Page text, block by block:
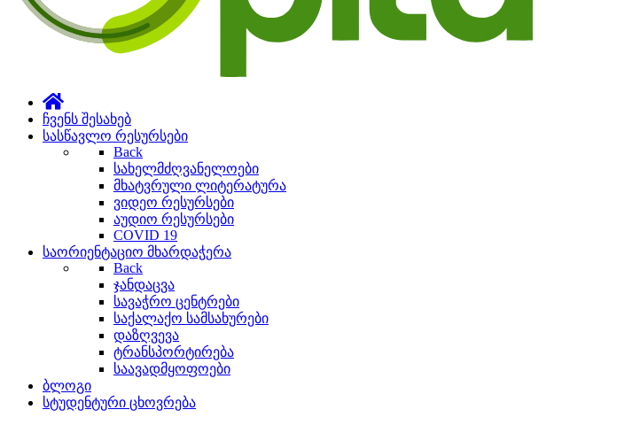
ჩვენს შესახებ
სასწავლო რესურსები
Back
სახელმძღვანელოები
მხატვრული ლიტერატურა
ვიდეო რესურსები
აუდიო რესურსები
COVID 19
საორიენტაციო მხარდაჭერა
Back
ჯანდაცვა
სავაჭრო ცენტრები
საქალაქო სამსახურები
დაზღვევა
ტრანსპორტირება
საავადმყოფოები
ბლოგი
სტუდენტური ცხოვრება